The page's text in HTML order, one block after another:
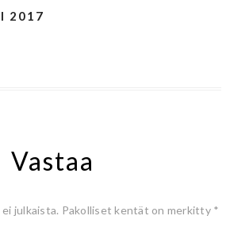
2017
Vastaa
julkaista. Pakolliset kentät on merkitty *